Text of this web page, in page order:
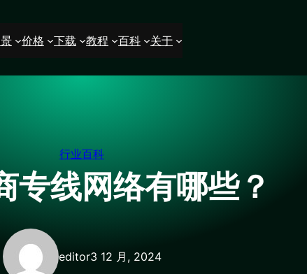
价格 下载 教程 百科 关于
行业百科
专线网络有哪些？
editor3 12 月, 2024